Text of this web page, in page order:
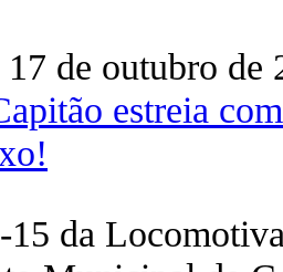
de outubro de
estreia
15 da